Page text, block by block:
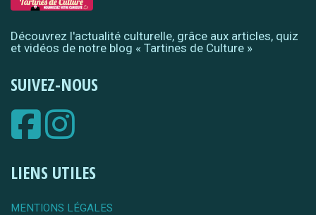
Découvrez l'actualité culturelle, grâce aux articles, quiz
et vidéos de notre blog « Tartines de Culture »
SUIVEZ-NOUS
LIENS UTILES
MENTIONS LÉGALES